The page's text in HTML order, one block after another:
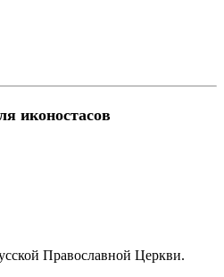
иконостасов
Православной Церкви.